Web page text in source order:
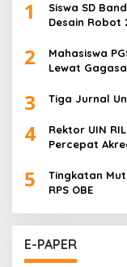
1
Siswa SD
Desain Robot
2
Mahasiswa
Lewat
3 Tiga Jurnal
4
Rektor UIN
Percepat
5
Tingkatan
RPS OBE
E-PAPER